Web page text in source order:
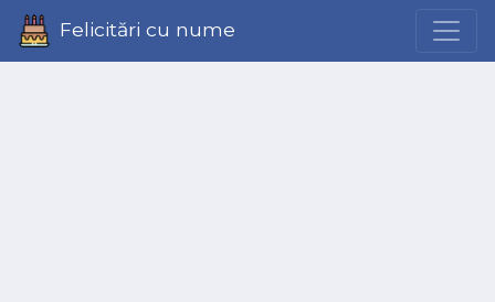
Felicitări cu nume